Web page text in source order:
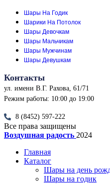
Шары На Годик
Шарики На Потолок
Шары Девочкам
Шары Мальчикам
Шары Мужчинам
Шары Девушкам
Контакты
ул. имени В.Г. Рахова, 61/71
Режим работы: 10:00 до 19:00
8 (8452) 597-222
Все права защищены
Воздушная радость 2024
Главная
Каталог
Шары на день
Шары на годик